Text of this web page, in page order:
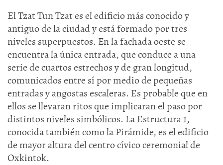
El Tzat Tun Tzat es el edificio más conocido y
antiguo de la ciudad y está formado por tres
niveles superpuestos. En la fachada oeste se
encuentra la única entrada, que conduce a una
serie de cuartos estrechos y de gran longitud,
comunicados entre sí por medio de pequeñas
entradas y angostas escaleras. Es probable que en
ellos se llevaran ritos que implicaran el paso por
distintos niveles simbólicos. La Estructura 1,
conocida también como la Pirámide, es el edificio
de mayor altura del centro cívico ceremonial de
Oxkintok.